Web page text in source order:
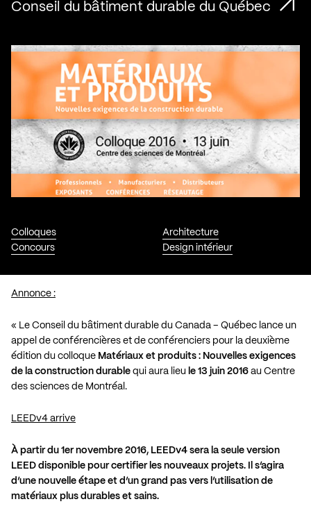
Conseil du bâtiment durable du Québec
Colloques
Concours
Architecture
Design intérieur
Annonce :
« Le Conseil du bâtiment durable du Canada – Québec lance un
appel de conférencières et de conférenciers pour la deuxième
édition du colloque Matériaux et produits : Nouvelles exigences
de la construction durable qui aura lieu le 13 juin 2016 au Centre
des sciences de Montréal.
LEEDv4 arrive
À partir du 1er novembre 2016, LEEDv4 sera la seule version
LEED disponible pour certifier les nouveaux projets. Il s’agira
d’une nouvelle étape et d’un grand pas vers l’utilisation de
matériaux plus durables et sains.